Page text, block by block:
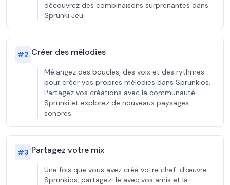
découvrez des combinaisons surprenantes dans
Sprunki Jeu.
#2 Créer des mélodies
Mélangez des boucles, des voix et des rythmes
pour créer vos propres mélodies dans Sprunkios.
Partagez vos créations avec la communauté
Sprunki et explorez de nouveaux paysages
sonores.
#3 Partagez votre mix
Une fois que vous avez créé votre chef-d'œuvre
Sprunkios, partagez-le avec vos amis et la